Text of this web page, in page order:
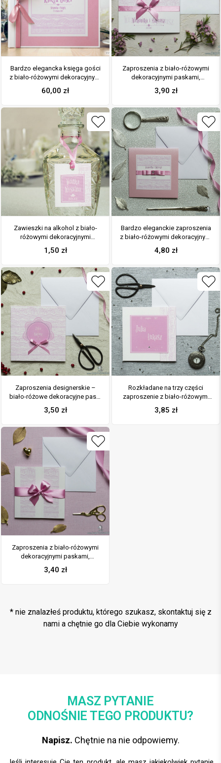
Bardzo elegancka księga gości
z biało-różowymi dekoracyjnymi
paskami, różowym papierem
perłowym. KSG-10015
60,00 zł
Zaproszenia z biało-różowymi
dekoracyjnymi paskami,
satynową wstążką oraz
kokardką. ZAP-17-07
3,90 zł
Zawieszki na alkohol z biało-
różowymi dekoracyjnymi
paskami po prawej,
przyklejanym motywem
1,50 zł
Bardzo eleganckie zaproszenia
z biało-różowymi dekoracyjnymi
paskami, perłowym papierem,
wklejanym wnętrzem, satynową
83
4,80 zł
Zaproszenia designerskie –
biało-różowe dekoracyjne paski
z różowym motywem
kwiatowym oraz satynową
3,50 zł
Rozkładane na trzy części
zaproszenie z biało-różowymi
dekoracyjnymi paskami i
cyrkonią. ZAP-24-07
3,85 zł
Zaproszenia z biało-różowymi
dekoracyjnymi paskami,
przewiązane wstążką po
środku. ZAP-21-07
3,40 zł
* nie znalazłeś produktu, którego szukasz, skontaktuj się z
nami a chętnie go dla Ciebie wykonamy
MASZ PYTANIE
ODNOŚNIE TEGO PRODUKTU?
Napisz. Chętnie na nie odpowiemy.